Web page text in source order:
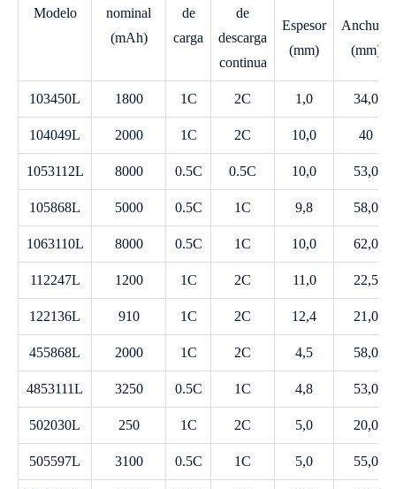
Modelo
nominal
(mAh)
de
carga
de
descarga
continua
Espesor
(mm)
Anchura
(mm)
103450L 1800 1C 2C 1,0 34,0
104049L 2000 1C 2C 10,0 40
1053112L 8000 0.5C 0.5C 10,0 53,0
105868L 5000 0.5C 1C 9,8 58,0
1063110L 8000 0.5C 1C 10,0 62,0
112247L 1200 1C 2C 11,0 22,5
122136L 910 1C 2C 12,4 21,0
455868L 2000 1C 2C 4,5 58,0
4853111L 3250 0.5C 1C 4,8 53,0
502030L 250 1C 2C 5,0 20,0
505597L 3100 0.5C 1C 5,0 55,0